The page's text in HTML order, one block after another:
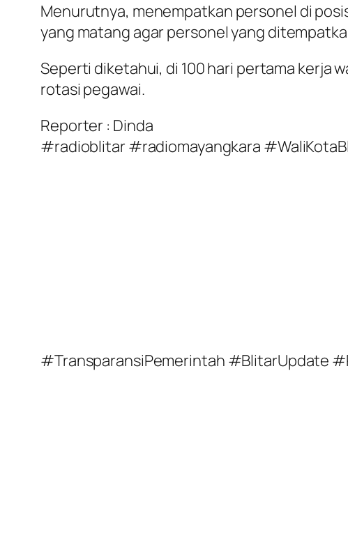
Menurutnya, menempatkan personel di
yang matang agar personel yang
Seperti diketahui, di 100 hari pertama kerja
rotasi pegawai.
Reporter : Dinda
#radioblitar #radiomayangkara
#TransparansiPemerintah #BlitarUpdate